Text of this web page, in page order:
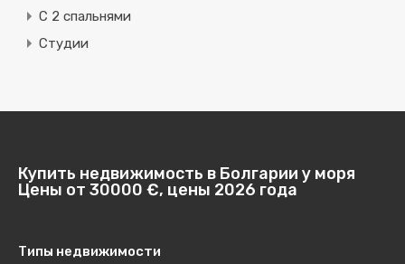
С 2 спальнями
Студии
Купить недвижимость в Болгарии у моря
Цены от 30000 €, цены 2026 года
Типы недвижимости